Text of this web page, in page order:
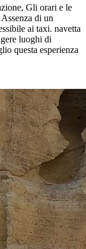
Gli orari e le
di un
ai taxi. navetta
luoghi di
questa esperienza